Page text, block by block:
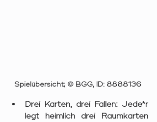
Spielübersicht; © BGG, ID: 8888136
Drei Karten, drei Fallen: Jede*r
legt heimlich drei Raumkarten